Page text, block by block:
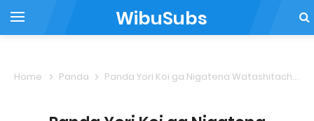
WibuSubs
Home Panda Panda Yori Koi ga Nigatena Watashitachi (2026) - 07 Subtitle Indonesia